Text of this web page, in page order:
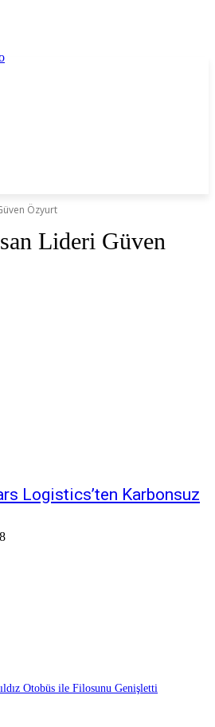
Özyurt
Lideri Güven
Logistics’ten Karbonsuz
Otobüs ile Filosunu Genişletti